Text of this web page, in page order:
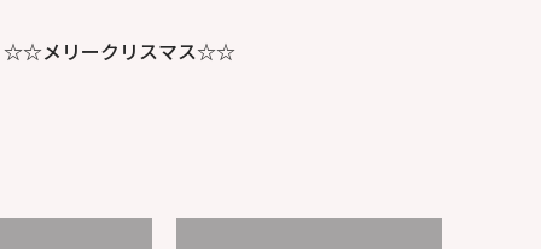
☆☆メリークリスマス☆☆